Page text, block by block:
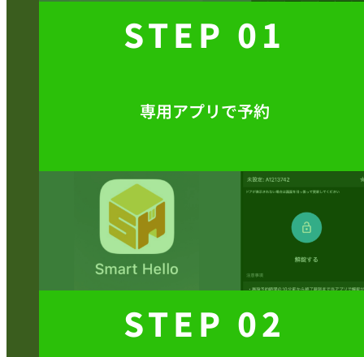
STEP 01
専用アプリで予約
STEP 02